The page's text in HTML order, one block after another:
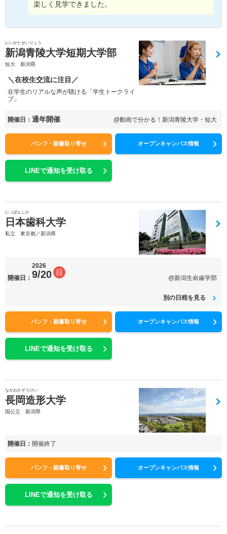
楽しく見学できました。
にいがたせいりょう
新潟青陵大学短期大学部
短大 新潟県
＼在校生交流に注目／
在学生のリアルな声が聴ける「学生トークライ
ブ」
開催日： 通年開催 @動画で分かる！新潟青陵大学・短大
パンフ・願書取り寄せ オープンキャンパス情報
LINEで通知を受け取る
にっぽんしか
日本歯科大学
私立 東京都／新潟県
開催日：
2026
9/20 日
@新潟生命歯学部
別の日程を見る
パンフ・願書取り寄せ オープンキャンパス情報
LINEで通知を受け取る
ながおかぞうけい
長岡造形大学
国公立 新潟県
開催日： 開催終了
パンフ・願書取り寄せ オープンキャンパス情報
LINEで通知を受け取る